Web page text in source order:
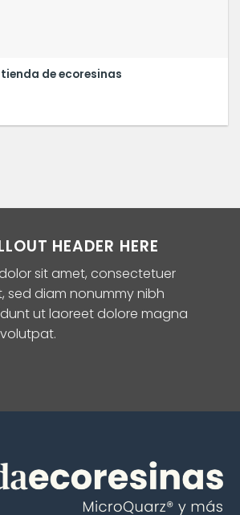
de ecoresinas
HEADER HERE
sit amet, consectetuer
sed diam nonummy nibh
ut laoreet dolore magna